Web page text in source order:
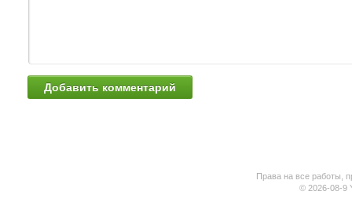
Права на все работы,
© 2026-08-9